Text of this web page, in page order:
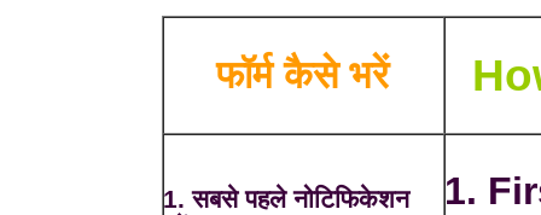
फॉर्म कैसे भरें
1. सबसे पहले नोटिफिकेशन
1.